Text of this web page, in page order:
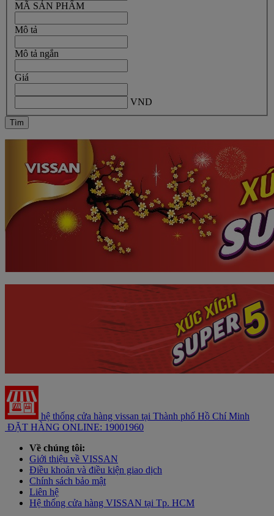
MÃ SẢN PHẨM
Mô tả
Mô tả ngắn
Giá
VND
Tìm
hệ thống cửa hàng vissan tại Thành phố Hồ Chí Minh
ĐẶT HÀNG ONLINE: 19001960
Về chúng tôi:
Giới thiệu về VISSAN
Điều khoản và điều kiện giao dịch
Chính sách bảo mật
Liên hệ
Hệ thống cửa hàng VISSAN tại Tp. HCM